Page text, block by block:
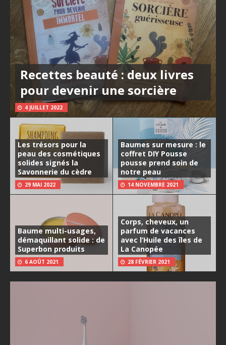
Recettes beauté : deux livres
pour devenir une sorcière
4 JUILLET 2022
Les trésors pour la
peau des cosmétiques
solides signés la
Savonnerie du cèdre
29 MAI 2022
Baumes sur mesure : le
coffret DIY Pousse
pousse prend soin de
notre peau
14 NOVEMBRE 2021
Baume multi-usages,
démaquillant solide : de
Superbon produits
6 AOÛT 2021
Corps, cheveux, un
parfum de vacances
avec l’Huile des îles de
La Canopée
28 FÉVRIER 2021